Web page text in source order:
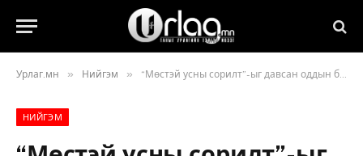
Урлаг.мн » Нийгэм » “Мөстэй усны сорилт”-ыг давсан оддын бичлэгүүд
НИЙГЭМ